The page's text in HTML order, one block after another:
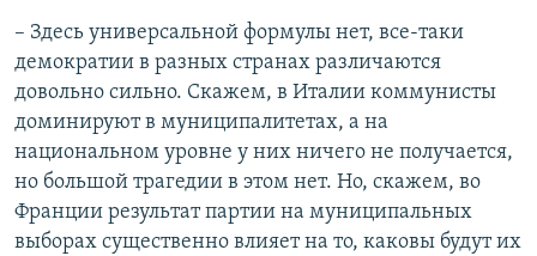
– Здесь универсальной формулы нет, все-таки
демократии в разных странах различаются
довольно сильно. Скажем, в Италии коммунисты
доминируют в муниципалитетах, а на
национальном уровне у них ничего не получается,
но большой трагедии в этом нет. Но, скажем, во
Франции результат партии на муниципальных
выборах существенно влияет на то, каковы будут их